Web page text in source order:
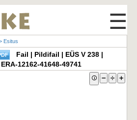
☰
Esitus
Fail | Pildifail | EÜS V 238 |
12162-41648-49741